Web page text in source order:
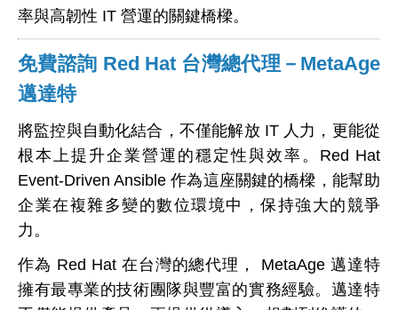
率與高韌性 IT 營運的關鍵橋樑。
免費諮詢 Red Hat 台灣總代理－MetaAge
邁達特
將監控與自動化結合，不僅能解放 IT 人力，更能從
根本上提升企業營運的穩定性與效率。Red Hat
Event-Driven Ansible 作為這座關鍵的橋樑，能幫助
企業在複雜多變的數位環境中，保持強大的競爭
力。
作為 Red Hat 在台灣的總代理， MetaAge 邁達特
擁有最專業的技術團隊與豐富的實務經驗。邁達特